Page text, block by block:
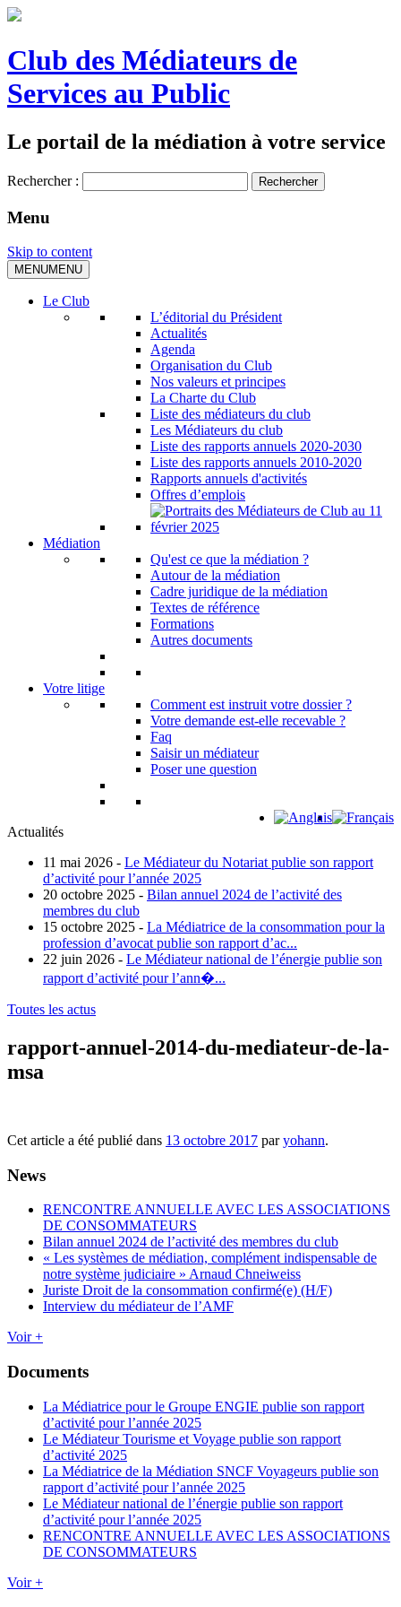
Club des Médiateurs de
Services au Public
Le portail de la médiation à votre service
Rechercher :
Menu
Skip to content
MENUMENU
Le Club
L’éditorial du Président
Actualités
Agenda
Organisation du Club
Nos valeurs et principes
La Charte du Club
Liste des médiateurs du club
Les Médiateurs du club
Liste des rapports annuels 2020-2030
Liste des rapports annuels 2010-2020
Rapports annuels d'activités
Offres d’emplois
Médiation
Qu'est ce que la médiation ?
Autour de la médiation
Cadre juridique de la médiation
Textes de référence
Formations
Autres documents
Votre litige
Comment est instruit votre dossier ?
Votre demande est-elle recevable ?
Faq
Saisir un médiateur
Poser une question
Actualités
11 mai 2026 - Le Médiateur du Notariat publie son rapport
d’activité pour l’année 2025
20 octobre 2025 - Bilan annuel 2024 de l’activité des
membres du club
15 octobre 2025 - La Médiatrice de la consommation pour la
profession d’avocat publie son rapport d’ac...
22 juin 2026 - Le Médiateur national de l’énergie publie son
rapport d’activité pour l’ann�...
Toutes les actus
rapport-annuel-2014-du-mediateur-de-la-
msa
Cet article a été publié dans 13 octobre 2017 paryohann.
News
RENCONTRE ANNUELLE AVEC LES ASSOCIATIONS
DE CONSOMMATEURS
Bilan annuel 2024 de l’activité des membres du club
« Les systèmes de médiation, complément indispensable de
notre système judiciaire » Arnaud Chneiweiss
Juriste Droit de la consommation confirmé(e) (H/F)
Interview du médiateur de l’AMF
Voir +
Documents
La Médiatrice pour le Groupe ENGIE publie son rapport
d’activité pour l’année 2025
Le Médiateur Tourisme et Voyage publie son rapport
d’activité 2025
La Médiatrice de la Médiation SNCF Voyageurs publie son
rapport d’activité pour l’année 2025
Le Médiateur national de l’énergie publie son rapport
d’activité pour l’année 2025
RENCONTRE ANNUELLE AVEC LES ASSOCIATIONS
DE CONSOMMATEURS
Voir +